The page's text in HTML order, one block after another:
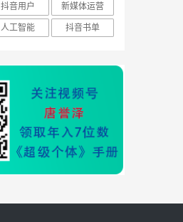
抖音用户
新媒体运营
人工智能 抖音书单